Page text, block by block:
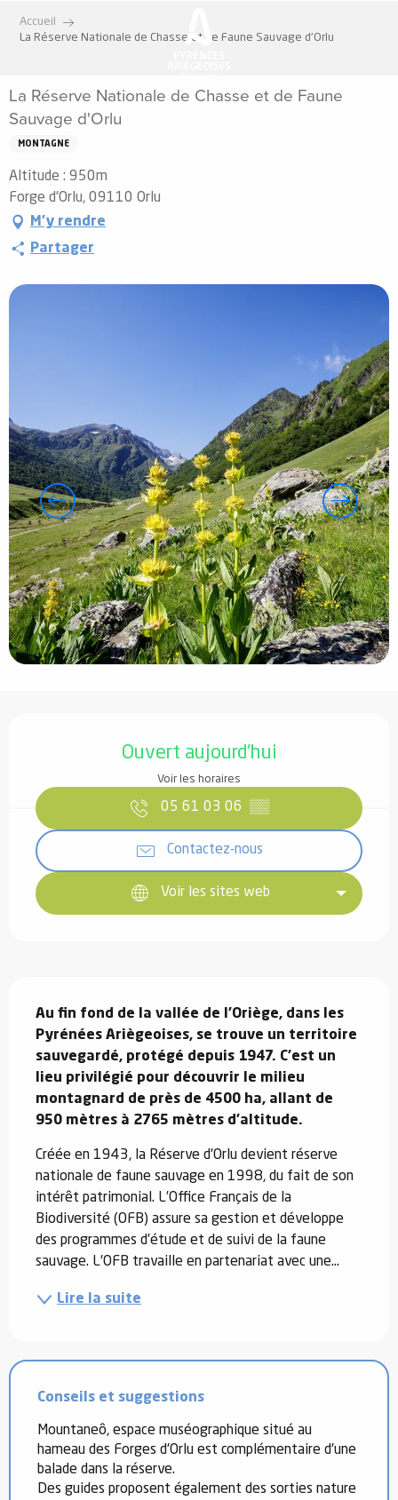
Accueil
La Réserve Nationale de Chasse et de Faune Sauvage d'Orlu
La Réserve Nationale de Chasse et de Faune
Sauvage d'Orlu
MONTAGNE
Altitude : 950m
Forge d'Orlu, 09110 Orlu
M'y rendre
Partager
Ouvert aujourd'hui
Voir les horaires
05 61 03 06 ▒▒
Contactez-nous
Voir les sites web
Au fin fond de la vallée de l'Oriège, dans les
Pyrénées Ariègeoises, se trouve un territoire
sauvegardé, protégé depuis 1947. C’est un
lieu privilégié pour découvrir le milieu
montagnard de près de 4500 ha, allant de
950 mètres à 2765 mètres d’altitude.
Créée en 1943, la Réserve d'Orlu devient réserve
nationale de faune sauvage en 1998, du fait de son
intérêt patrimonial. L’Office Français de la
Biodiversité (OFB) assure sa gestion et développe
des programmes d’étude et de suivi de la faune
sauvage. L'OFB travaille en partenariat avec une...
Lire la suite
Conseils et suggestions
Mountaneô, espace muséographique situé au
hameau des Forges d'Orlu est complémentaire d'une
balade dans la réserve.
Des guides proposent également des sorties nature